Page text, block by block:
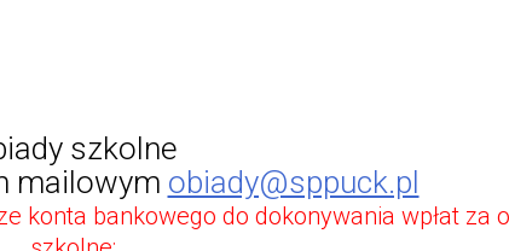
szkolne
mailowym obiady@sppuck.pl
konta bankowego do dokonywania wpłat za